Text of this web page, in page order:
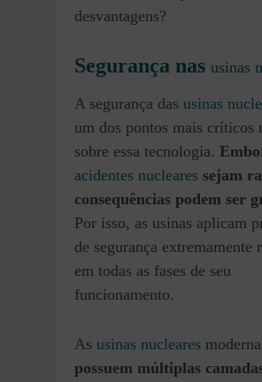
desvantagens?
Segurança nas usinas
A segurança das usinas
um dos pontos mais críticos
sobre essa tecnologia.
acidentes nucleares sejam
consequências podem ser
Por isso, as usinas aplicam
de segurança extremamente
em todas as fases de seu
funcionamento.
As usinas nucleares
possuem múltiplas